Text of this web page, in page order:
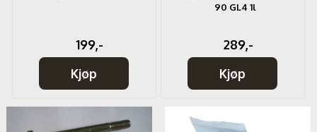
199,-
Kjøp
90 GL4 1l
289,-
Kjøp